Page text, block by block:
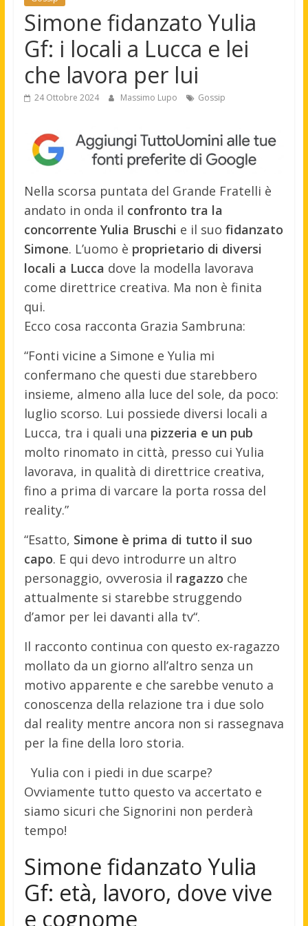
Simone fidanzato Yulia
Gf: i locali a Lucca e lei
che lavora per lui
24 Ottobre 2024 Massimo Lupo Gossip
Nella scorsa puntata del Grande Fratelli è
andato in onda il confronto tra la
concorrente Yulia Bruschi e il suo fidanzato
Simone. L’uomo è proprietario di diversi
locali a Lucca dove la modella lavorava
come direttrice creativa. Ma non è finita
qui.
Ecco cosa racconta Grazia Sambruna:
“Fonti vicine a Simone e Yulia mi
confermano che questi due starebbero
insieme, almeno alla luce del sole, da poco:
luglio scorso. Lui possiede diversi locali a
Lucca, tra i quali una pizzeria e un pub
molto rinomato in città, presso cui Yulia
lavorava, in qualità di direttrice creativa,
fino a prima di varcare la porta rossa del
reality.”
“Esatto, Simone è prima di tutto il suo
capo. E qui devo introdurre un altro
personaggio, ovverosia il ragazzo che
attualmente si starebbe struggendo
d’amor per lei davanti alla tv“.
Il racconto continua con questo ex-ragazzo
mollato da un giorno all’altro senza un
motivo apparente e che sarebbe venuto a
conoscenza della relazione tra i due solo
dal reality mentre ancora non si rassegnava
per la fine della loro storia.
Yulia con i piedi in due scarpe?
Ovviamente tutto questo va accertato e
siamo sicuri che Signorini non perderà
tempo!
Simone fidanzato Yulia
Gf: età, lavoro, dove vive
e cognome